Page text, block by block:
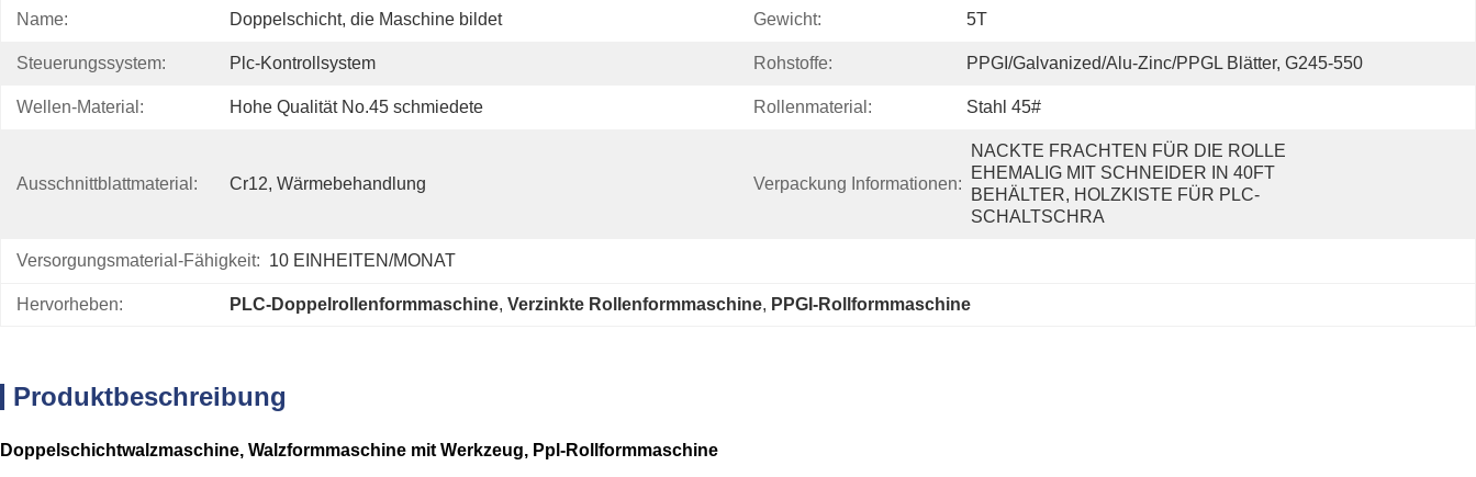
Name: Doppelschicht, die Maschine bildet Gewicht: 5T
Steuerungssystem: Plc-Kontrollsystem Rohstoffe: PPGI/Galvanized/Alu-Zinc/PPGL Blätter, G245-550
Wellen-Material: Hohe Qualität No.45 schmiedete Rollenmaterial: Stahl 45#
Ausschnittblattmaterial: Cr12, Wärmebehandlung Verpackung Informationen:
NACKTE FRACHTEN FÜR DIE ROLLE
EHEMALIG MIT SCHNEIDER IN 40FT
BEHÄLTER, HOLZKISTE FÜR PLC-
SCHALTSCHRA
Versorgungsmaterial-Fähigkeit: 10 EINHEITEN/MONAT
Hervorheben: PLC-Doppelrollenformmaschine, Verzinkte Rollenformmaschine, PPGI-Rollformmaschine
Produktbeschreibung
Doppelschichtwalzmaschine, Walzformmaschine mit Werkzeug, Ppl-Rollformmaschine